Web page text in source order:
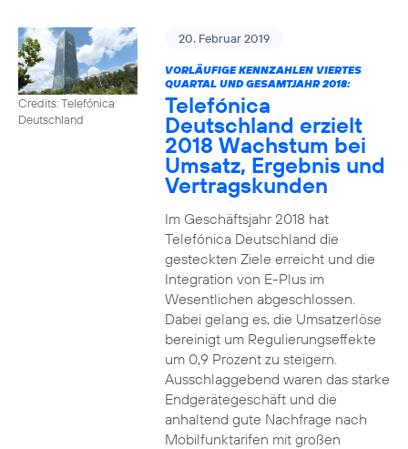
Credits: Telefónica
Deutschland
20. Februar 2019
VORLÄUFIGE KENNZAHLEN VIERTES
QUARTAL UND GESAMTJAHR 2018:
Telefónica
Deutschland erzielt
2018 Wachstum bei
Umsatz, Ergebnis und
Vertragskunden
Im Geschäftsjahr 2018 hat
Telefónica Deutschland die
gesteckten Ziele erreicht und die
Integration von E-Plus im
Wesentlichen abgeschlossen.
Dabei gelang es, die Umsatzerlöse
bereinigt um Regulierungseffekte
um 0,9 Prozent zu steigern.
Ausschlaggebend waren das starke
Endgerätegeschäft und die
anhaltend gute Nachfrage nach
Mobilfunktarifen mit großen